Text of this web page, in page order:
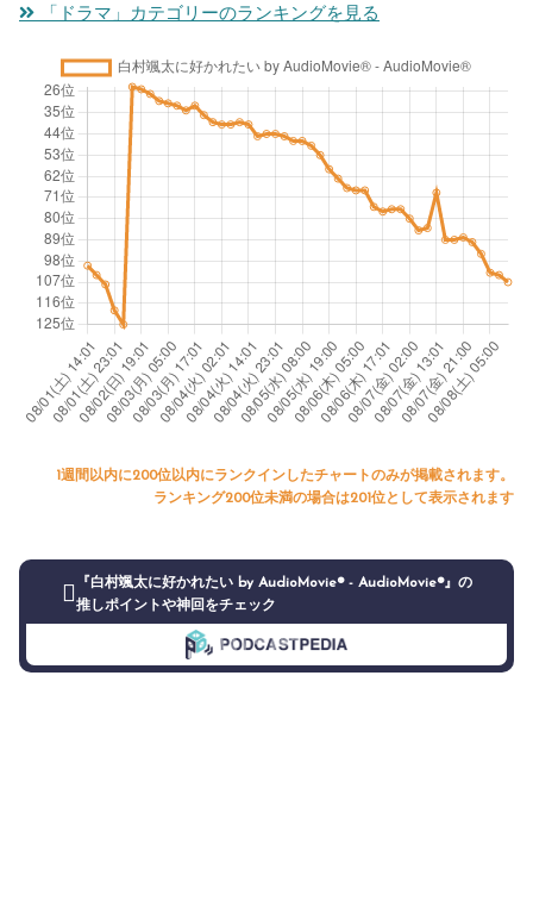
「ドラマ」カテゴリーのランキングを見る
1週間以内に200位以内にランクインしたチャートのみが掲載されます。
ランキング200位未満の場合は201位として表示されます
『白村颯太に好かれたい by AudioMovie® - AudioMovie®』の
推しポイントや神回をチェック